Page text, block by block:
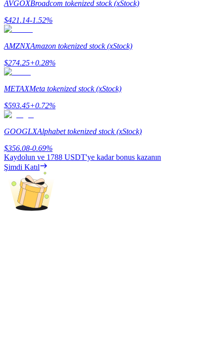
Staking
Yüksek getiri ve anında erişim
Launchpool
Popüler token'lar kazanmak için esnek staking
AVGOXBroadcom tokenized stock (xStock)
$421.14-1.52%
AMZNXAmazon tokenized stock (xStock)
$274.25+0.28%
METAXMeta tokenized stock (xStock)
$593.45+0.72%
GOOGLXAlphabet tokenized stock (xStock)
$356.08-0.69%
Kaydolun ve 1788 USDT'ye kadar bonus kazanın
Şimdi Katıl